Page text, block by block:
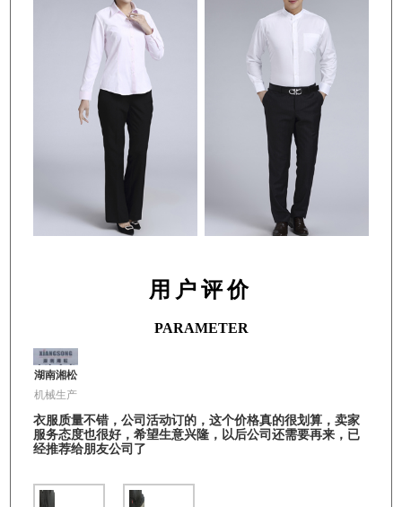
用户评价
PARAMETER
湖南湘松
机械生产
衣服质量不错，公司活动订的，这个价格真的很划算，卖家
服务态度也很好，希望生意兴隆，以后公司还需要再来，已
经推荐给朋友公司了